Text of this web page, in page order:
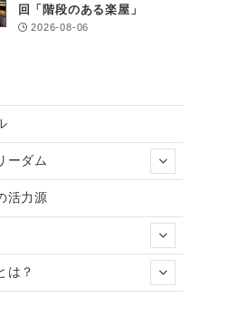
回「階段のある楽屋」
2026-08-06
ーダム
活力源
は？